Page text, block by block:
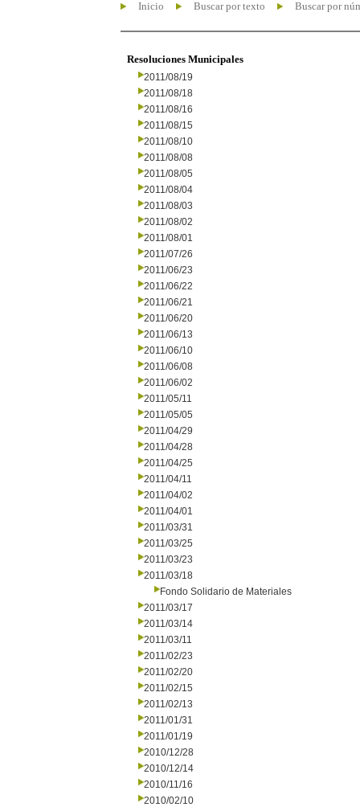
Inicio Buscar por texto Buscar por
Resoluciones Municipales
2011/08/19
2011/08/18
2011/08/16
2011/08/15
2011/08/10
2011/08/08
2011/08/05
2011/08/04
2011/08/03
2011/08/02
2011/08/01
2011/07/26
2011/06/23
2011/06/22
2011/06/21
2011/06/20
2011/06/13
2011/06/10
2011/06/08
2011/06/02
2011/05/11
2011/05/05
2011/04/29
2011/04/28
2011/04/25
2011/04/11
2011/04/02
2011/04/01
2011/03/31
2011/03/25
2011/03/23
2011/03/18
Fondo Solidario de Materiales
2011/03/17
2011/03/14
2011/03/11
2011/02/23
2011/02/20
2011/02/15
2011/02/13
2011/01/31
2011/01/19
2010/12/28
2010/12/14
2010/11/16
2010/02/10